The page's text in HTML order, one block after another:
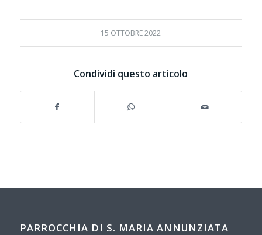
15 OTTOBRE 2022
Condividi questo articolo
PARROCCHIA DI S. MARIA ANNUNZIATA